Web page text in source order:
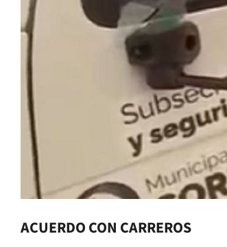
ACUERDO CON CARREROS